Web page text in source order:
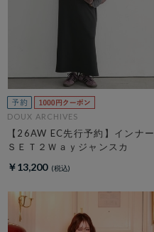
DOUX ARCHIVES
【26AW EC先行予約】インナー
ＳＥＴ２Ｗａｙジャンスカ
￥13,200